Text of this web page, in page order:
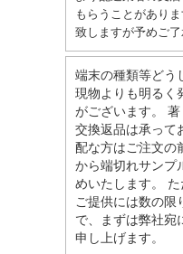
もらうことがあり
致しますが予めご了
端末の種類等どう
現物よりも明るく
がございます。
交換返品は承って
配な方はご注文の
から端切れサンプ
めいたします。
ご提供には数の限
で、まずは弊社宛
申し上げます。